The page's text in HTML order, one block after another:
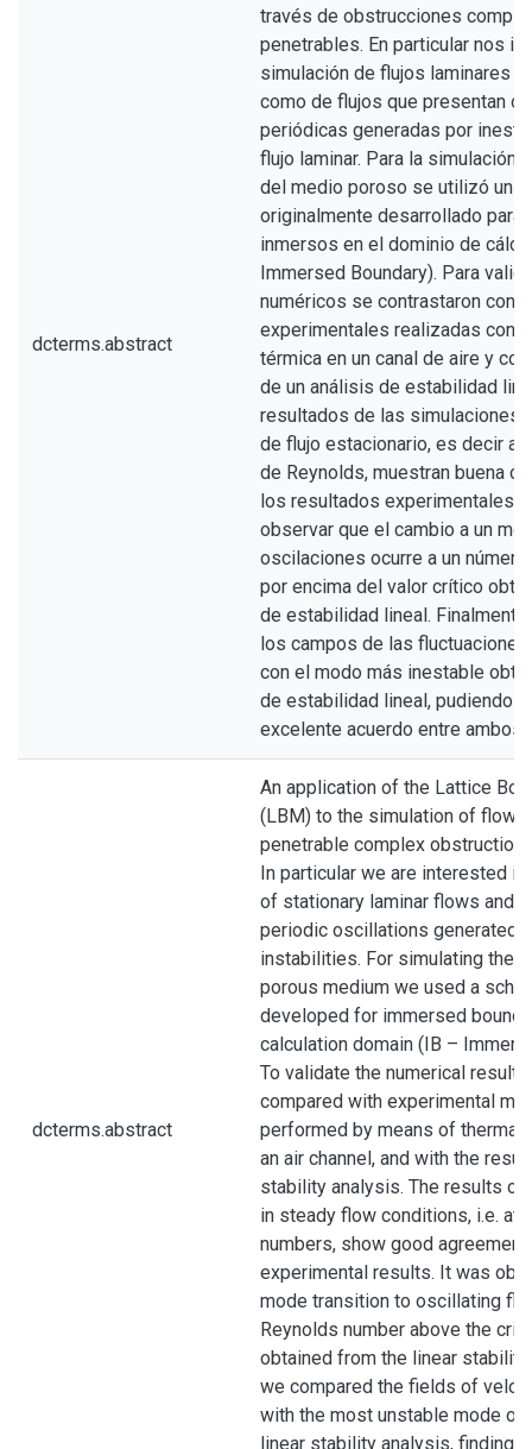
dcterms.abstract
través de obstrucciones
penetrables. En particular nos
simulación de flujos laminares
como de flujos que presentan
periódicas generadas por
flujo laminar. Para la simulación
del medio poroso se utilizó un
originalmente desarrollado para
inmersos en el dominio de
Immersed Boundary). Para
numéricos se contrastaron con
experimentales realizadas con
térmica en un canal de aire y
de un análisis de estabilidad
resultados de las simulaciones
de flujo estacionario, es decir a
de Reynolds, muestran buena
los resultados experimentales.
observar que el cambio a un
oscilaciones ocurre a un
por encima del valor crítico
de estabilidad lineal.
los campos de las
con el modo más inestable
de estabilidad lineal, pudiendo
excelente acuerdo entre ambos.
dcterms.abstract
An application of the Lattice
(LBM) to the simulation of flows
penetrable complex
In particular we are interested
of stationary laminar flows and
periodic oscillations generated
instabilities. For simulating the
porous medium we used a
developed for immersed
calculation domain (IB –
To validate the numerical
compared with experimental
performed by means of thermal
an air channel, and with the
stability analysis. The results of
in steady flow conditions, i.e. at
numbers, show good
experimental results. It was
mode transition to oscillating
Reynolds number above the
obtained from the linear
we compared the fields of
with the most unstable mode
linear stability analysis, finding